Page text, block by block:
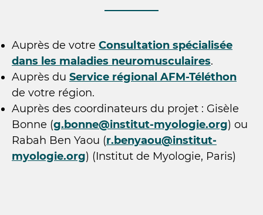
Auprès de votre Consultation spécialisée
dans les maladies neuromusculaires.
Auprès du Service régional AFM-Téléthon
de votre région.
Auprès des coordinateurs du projet : Gisèle
Bonne (g.bonne@institut-myologie.org) ou
Rabah Ben Yaou (r.benyaou@institut-
myologie.org) (Institut de Myologie, Paris)